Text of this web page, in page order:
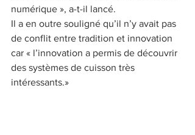
numérique », a-t-il lancé.
Il a en outre souligné qu’il n’y avait pas
de conflit entre tradition et innovation
car « l’innovation a permis de découvrir
des systèmes de cuisson très
intéressants.»